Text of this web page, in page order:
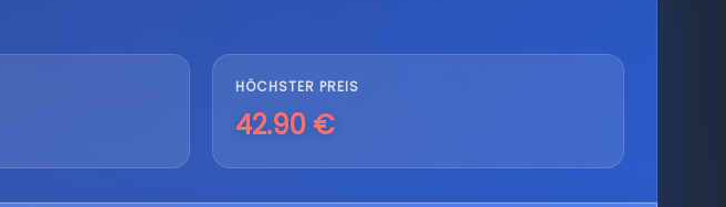
HÖCHSTER PREIS
42.90 €